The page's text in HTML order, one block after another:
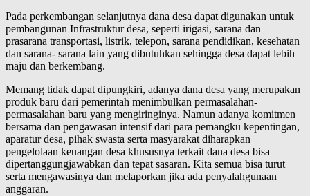
Pada perkembangan selanjutnya dana desa dapat digunakan untuk
pembangunan Infrastruktur desa, seperti irigasi, sarana dan
prasarana transportasi, listrik, telepon, sarana pendidikan, kesehatan
dan sarana- sarana lain yang dibutuhkan sehingga desa dapat lebih
maju dan berkembang.
Memang tidak dapat dipungkiri, adanya dana desa yang merupakan
produk baru dari pemerintah menimbulkan permasalahan-
permasalahan baru yang mengiringinya. Namun adanya komitmen
bersama dan pengawasan intensif dari para pemangku kepentingan,
aparatur desa, pihak swasta serta masyarakat diharapkan
pengelolaan keuangan desa khususnya terkait dana desa bisa
dipertanggungjawabkan dan tepat sasaran. Kita semua bisa turut
serta mengawasinya dan melaporkan jika ada penyalahgunaan
anggaran.